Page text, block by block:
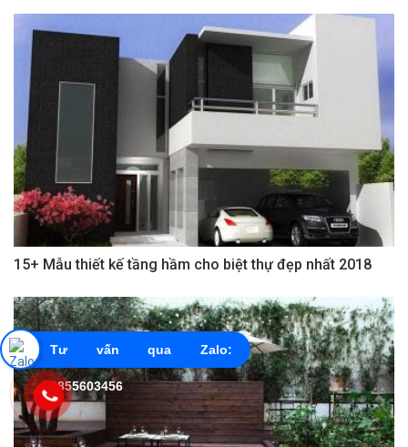
15+ Mẫu thiết kế tầng hầm cho biệt thự đẹp nhất 2018
Tư vấn qua Zalo:
0855603456